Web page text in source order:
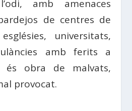
amb amenaces
de centres de
universitats,
amb ferits a
obra de malvats,
provocat.